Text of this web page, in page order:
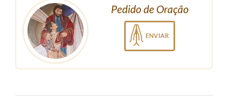
Pedido de Oração
ENVIAR